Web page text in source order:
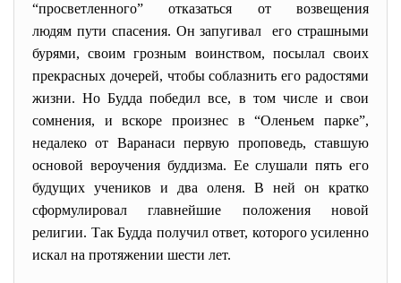
“просветленного” отказаться от возвещения
людям пути спасения. Он запугивал его страшными
бурями, своим грозным воинством, посылал своих
прекрасных дочерей, чтобы соблазнить его радостями
жизни. Но Будда победил все, в том числе и свои
сомнения, и вскоре произнес в “Оленьем парке”,
недалеко от Варанаси первую проповедь, ставшую
основой вероучения буддизма. Ее слушали пять его
будущих учеников и два оленя. В ней он кратко
сформулировал главнейшие положения новой
религии. Так Будда получил ответ, которого усиленно
искал на протяжении шести лет.